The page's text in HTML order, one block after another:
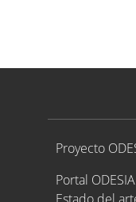
Proyecto
Proyecto
Portal